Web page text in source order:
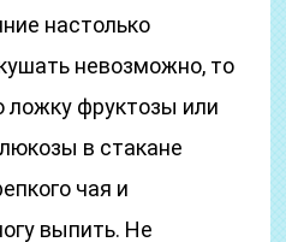
настолько
невозможно, то
ложку фруктозы или
в стакане
чая и
выпить. Не